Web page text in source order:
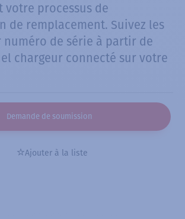
processus de
de remplacement. Suivez les
numéro de série à partir de
chargeur connecté sur votre
Demande de soumission
Ajouter à la liste